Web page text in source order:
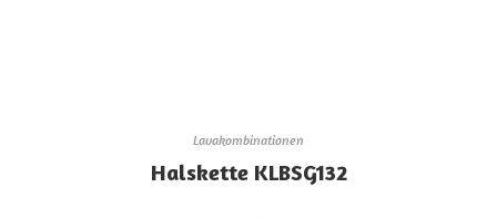
Lavakombinationen
Halskette KLBSG132